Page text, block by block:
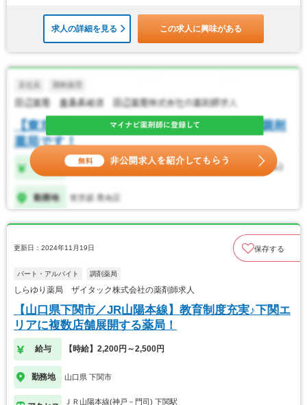
求人の詳細を見る この求人に興味がある
更新日：2024年11月19日 保存する
パート・アルバイト 調剤薬局
しらゆり薬局 ザイタック株式会社の薬剤師求人
【山口県下関市／JR山陽本線】教育制度充実♪下関エ
リアに複数店舗展開する薬局！
給与 【時給】2,200円～2,500円
勤務地 山口県 下関市
ＪＲ山陽本線(神戸－門司) 下関駅